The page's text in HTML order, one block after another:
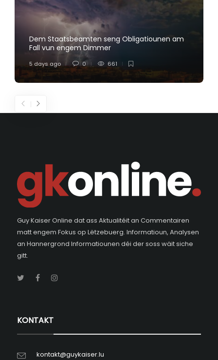
Dem Staatsbeamten seng Obligatiounen am
Fall vun engem Dimmer
5 days ago 0 661
Guy Kaiser Online dat ass Aktualitéit an Commentairen
matt engem Fokus op Lëtzebuerg. Informatioun, Analysen
an Hannergrond Informatiounen déi der soss wäit siche
gitt.
KONTAKT
kontakt@guykaiser.lu